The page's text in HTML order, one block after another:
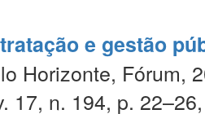
e gestão
Horizonte, Fórum,
17, n. 194, p.